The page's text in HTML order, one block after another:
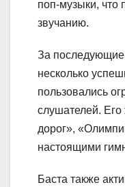
поп-музыки, что
звучанию.
За последующие
несколько
пользовались
слушателей.
дорог»,
настоящими
Баста также